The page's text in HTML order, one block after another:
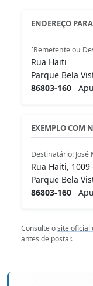
ENDEREÇO
[Remetente ou
Rua Haiti
Parque Bela
86803-160
EXEMPLO COM
Destinatário: José
Rua Haiti,
Parque Bela
86803-160
Consulte osite oficial
antes de postar.